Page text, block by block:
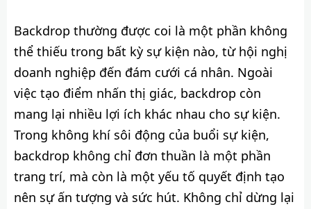
Backdrop thường được coi là một phần không
thể thiếu trong bất kỳ sự kiện nào, từ hội nghị
doanh nghiệp đến đám cưới cá nhân. Ngoài
việc tạo điểm nhấn thị giác, backdrop còn
mang lại nhiều lợi ích khác nhau cho sự kiện.
Trong không khí sôi động của buổi sự kiện,
backdrop không chỉ đơn thuần là một phần
trang trí, mà còn là một yếu tố quyết định tạo
nên sự ấn tượng và sức hút. Không chỉ dừng lại